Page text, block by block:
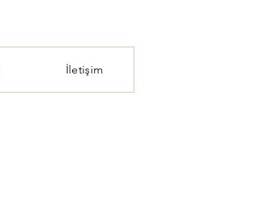
İletişim